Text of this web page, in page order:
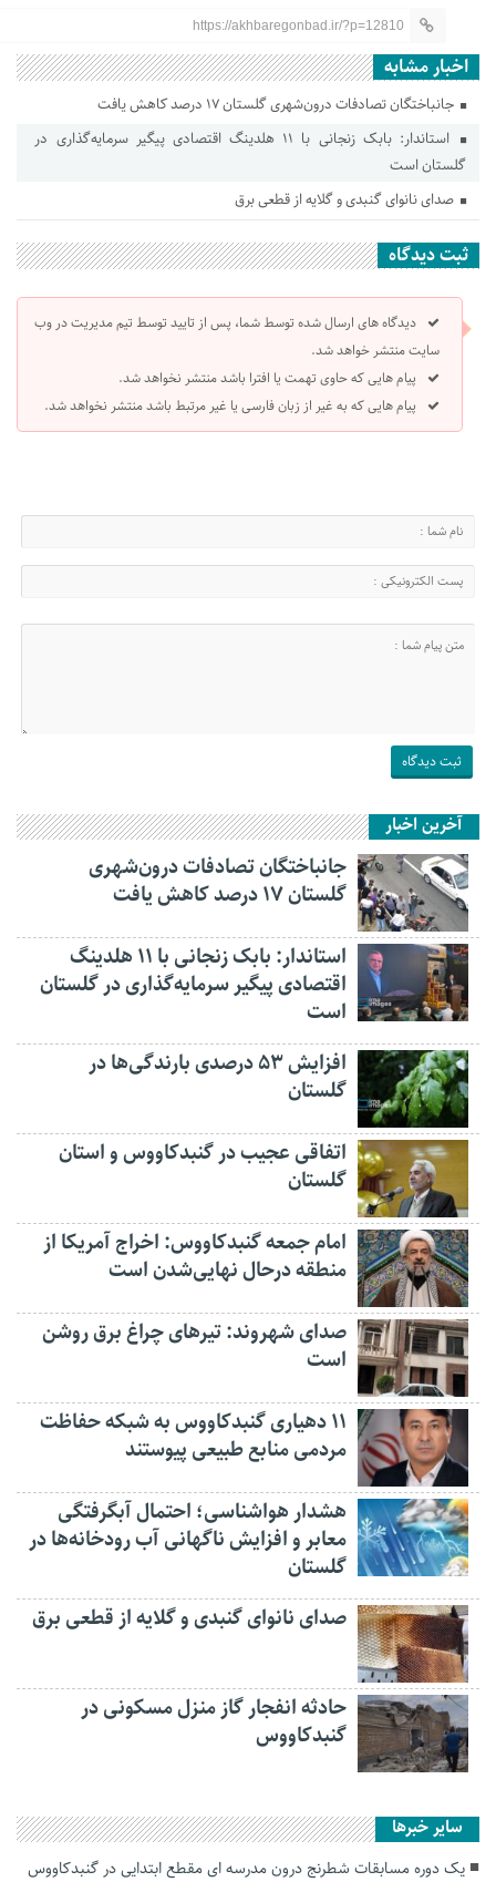
https://akhbaregonbad.ir/?p=12810
اخبار مشابه
جانباختگان تصادفات درون‌شهری گلستان ۱۷ درصد کاهش یافت
استاندار: بابک زنجانی با ۱۱ هلدینگ اقتصادی پیگیر سرمایه‌گذاری در
گلستان است
صدای نانوای گنبدی و گلایه از قطعی برق
ثبت دیدگاه
دیدگاه های ارسال شده توسط شما، پس از تایید توسط تیم مدیریت در وب
سایت منتشر خواهد شد.
پیام هایی که حاوی تهمت یا افترا باشد منتشر نخواهد شد.
پیام هایی که به غیر از زبان فارسی یا غیر مرتبط باشد منتشر نخواهد شد.
آخرین اخبار
جانباختگان تصادفات درون‌شهری
گلستان ۱۷ درصد کاهش یافت
استاندار: بابک زنجانی با ۱۱ هلدینگ
اقتصادی پیگیر سرمایه‌گذاری در گلستان
است
افزایش ۵۳ درصدی بارندگی‌ها در
گلستان
اتفاقی عجیب در‌ گنبدکاووس و استان
گلستان
امام جمعه گنبدکاووس: اخراج آمریکا از
منطقه درحال نهایی‌شدن است
صدای شهروند: تیرهای چراغ برق روشن
است
۱۱ دهیاری گنبدکاووس به شبکه حفاظت
مردمی منابع طبیعی پیوستند
هشدار هواشناسی؛ احتمال آبگرفتگی
معابر و افزایش ناگهانی آب رودخانه‌ها در
گلستان
صدای نانوای گنبدی و گلایه از قطعی برق
حادثه انفجار گاز منزل مسکونی در
گنبدکاووس
سایر خبرها
یک دوره مسابقات شطرنج درون مدرسه ای مقطع ابتدایی در گنبدکاووس